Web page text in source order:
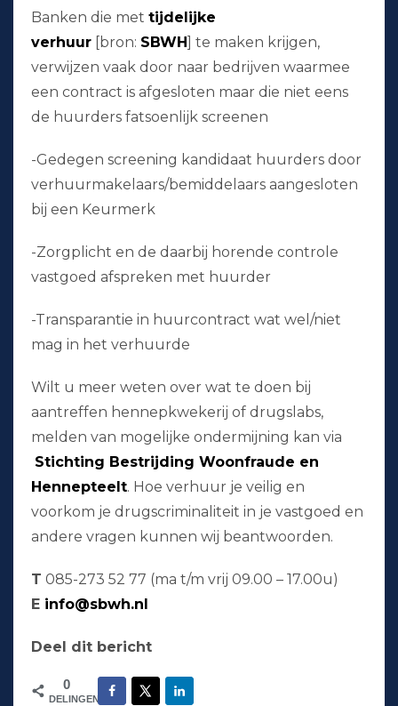
Banken die met tijdelijke
verhuur [bron: SBWH] te maken krijgen,
verwijzen vaak door naar bedrijven waarmee
een contract is afgesloten maar die niet eens
de huurders fatsoenlijk screenen
-Gedegen screening kandidaat huurders door
verhuurmakelaars/bemiddelaars aangesloten
bij een Keurmerk
-Zorgplicht en de daarbij horende controle
vastgoed afspreken met huurder
-Transparantie in huurcontract wat wel/niet
mag in het verhuurde
Wilt u meer weten over wat te doen bij
aantreffen hennepkwekerij of drugslabs,
melden van mogelijke ondermijning kan via
Stichting Bestrijding Woonfraude en
Hennepteelt. Hoe verhuur je veilig en
voorkom je drugscriminaliteit in je vastgoed en
andere vragen kunnen wij beantwoorden.
T 085-273 52 77 (ma t/m vrij 09.00 – 17.00u)
E info@sbwh.nl
Deel dit bericht
0
DELINGEN